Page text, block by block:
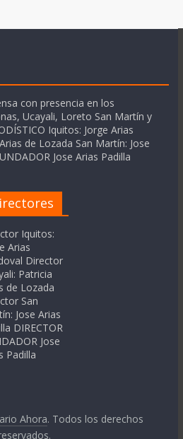
con presencia en los
Ucayali, Loreto San Martín y
Iquitos: Jorge Arias
de Lozada San Martín: Jose
Jose Arias Padilla
Iquitos:
Arias
Director
Patricia
de Lozada
San
Jose Arias
DIRECTOR
Jose
Padilla
Ahora. Todos los derechos